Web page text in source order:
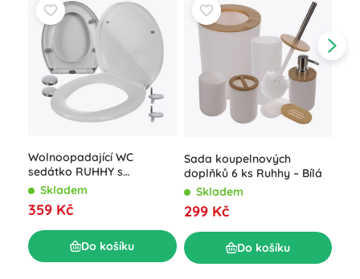
Wolnoopadající WC
sedátko RUHHY s
rychloupínáním, univerzální
Skladem
359 Kč
Do košíku
Sada koupelnových
doplňků 6 ks Ruhhy – Bílá
Skladem
299 Kč
Do košíku